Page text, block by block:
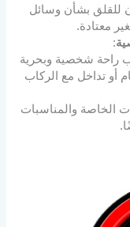
للقلق بشأن وسائل
معتادة.
:
راحة شخصية وبحرية
أو تداخل مع الركاب
الخاصة والمناسبات